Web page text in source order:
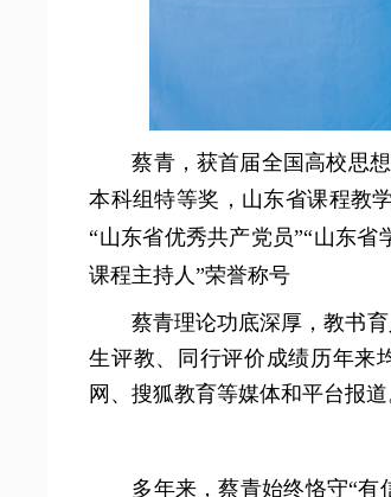
蔡青，获首届全国高校思
本科组特等奖，山东省课程教
“山东省优秀共产党员”“山东省
课程主持人”荣誉称号
蔡青理论功底深厚，教书
生评教、同行评价成绩历年来
网、搜狐教育等媒体和平台报道
多年来，蔡青始终恪守“有